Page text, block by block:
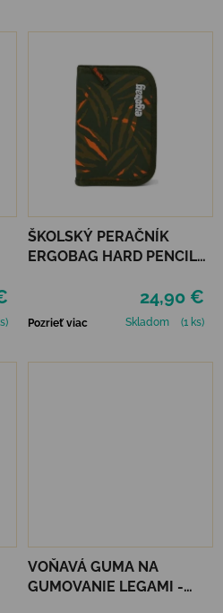
ŠKOLSKÝ PERAČNÍK
ERGOBAG HARD PENCIL
24,90 €
Pozrieť viac Skladom (1 ks)
VOŇAVÁ GUMA NA
GUMOVANIE LEGAMI -